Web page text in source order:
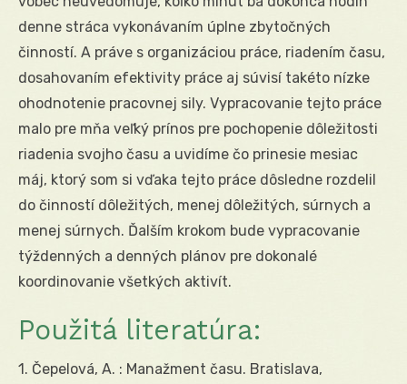
denne stráca vykonávaním úplne zbytočných
činností. A práve s organizáciou práce, riadením času,
dosahovaním efektivity práce aj súvisí takéto nízke
ohodnotenie pracovnej sily. Vypracovanie tejto práce
malo pre mňa veľký prínos pre pochopenie dôležitosti
riadenia svojho času a uvidíme čo prinesie mesiac
máj, ktorý som si vďaka tejto práce dôsledne rozdelil
do činností dôležitých, menej dôležitých, súrnych a
menej súrnych. Ďalším krokom bude vypracovanie
týždenných a denných plánov pre dokonalé
koordinovanie všetkých aktivít.
Použitá literatúra:
1. Čepelová, A. : Manažment času. Bratislava,